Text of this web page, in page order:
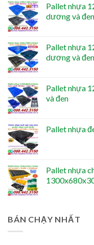
Pallet nhựa
dương và đen
Pallet nhựa
dương và đen
Pallet nhựa
và đen
Pallet nhựa
Pallet nhựa
BÁN CHẠY NHẤT